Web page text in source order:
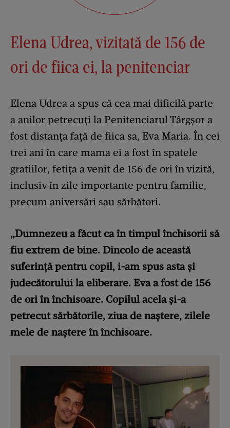
Elena Udrea, vizitată de 156 de
ori de fiica ei, la penitenciar
Elena Udrea a spus că cea mai dificilă parte
a anilor petrecuți la Penitenciarul Târgșor a
fost distanța față de fiica sa, Eva Maria. În cei
trei ani în care mama ei a fost în spatele
gratiilor, fetița a venit de 156 de ori în vizită,
inclusiv în zile importante pentru familie,
precum aniversări sau sărbători.
„Dumnezeu a făcut ca în timpul închisorii să
fiu extrem de bine. Dincolo de această
suferință pentru copil, i-am spus asta și
judecătorului la eliberare. Eva a fost de 156
de ori în închisoare. Copilul acela și-a
petrecut sărbătorile, ziua de naștere, zilele
mele de naștere în închisoare.